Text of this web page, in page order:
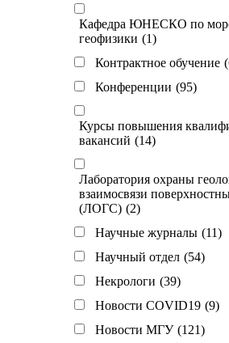
Кафедра ЮНЕСКО по
геофизики (1)
Контрактное обучение
Конференции (95)
Курсы повышения
вакансий (14)
Лаборатория охраны
взаимосвязи
(ЛОГС) (2)
Научные журналы (11)
Научный отдел (54)
Некрологи (39)
Новости COVID19 (9)
Новости МГУ (121)